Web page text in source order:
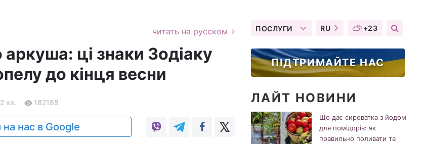
читать на русском
ці знаки Зодіаку
до кінця весни
2 хв. 182188
на нас в Google
ПОСЛУГИ RU +23
ПІДТРИМАЙТЕ НАС
ЛАЙТ НОВИНИ
Що дає сироватка з йодом
для помідорів: як
правильно поливати та